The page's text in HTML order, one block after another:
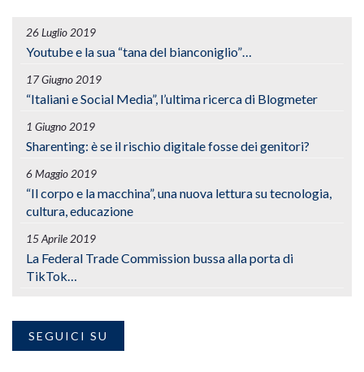
26 Luglio 2019
Youtube e la sua “tana del bianconiglio”…
17 Giugno 2019
“Italiani e Social Media”, l’ultima ricerca di Blogmeter
1 Giugno 2019
Sharenting: è se il rischio digitale fosse dei genitori?
6 Maggio 2019
“Il corpo e la macchina”, una nuova lettura su tecnologia,
cultura, educazione
15 Aprile 2019
La Federal Trade Commission bussa alla porta di
TikTok…
SEGUICI SU